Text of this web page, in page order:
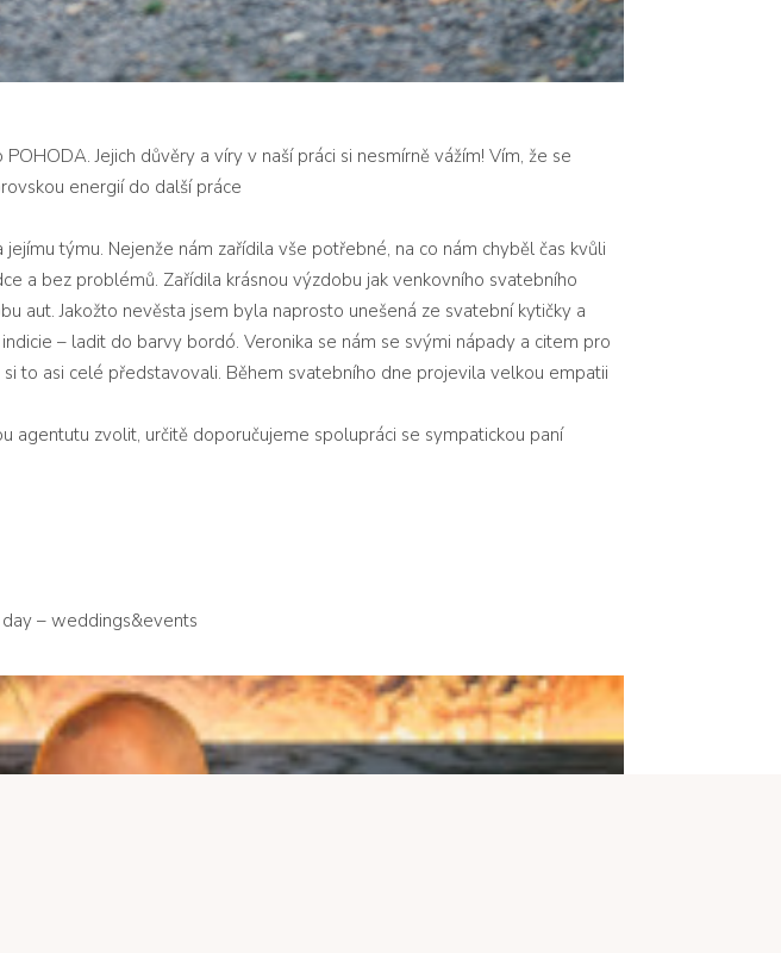
Jejich důvěry a víry v naší práci si nesmírně vážím! Vím, že se
energií do další práce
týmu. Nejenže nám zařídila vše potřebné, na co nám chyběl čas kvůli
a bez problémů. Zařídila krásnou výzdobu jak venkovního svatebního
aut. Jakožto nevěsta jsem byla naprosto unešená ze svatební kytičky a
– ladit do barvy bordó. Veronika se nám se svými nápady a citem pro
to asi celé představovali. Během svatebního dne projevila velkou empatii
agentutu zvolit, určitě doporučujeme spolupráci se sympatickou paní
– weddings&events